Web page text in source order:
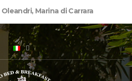
Marina di Carrara